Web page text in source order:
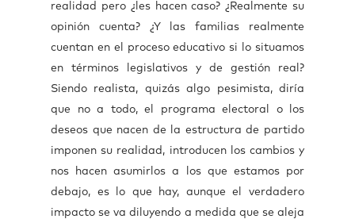
realidad pero ¿les hacen caso? ¿Realmente su
opinión cuenta? ¿Y las familias realmente
cuentan en el proceso educativo si lo situamos
en términos legislativos y de gestión real?
Siendo realista, quizás algo pesimista, diría
que no a todo, el programa electoral o los
deseos que nacen de la estructura de partido
imponen su realidad, introducen los cambios y
nos hacen asumirlos a los que estamos por
debajo, es lo que hay, aunque el verdadero
impacto se va diluyendo a medida que se aleja